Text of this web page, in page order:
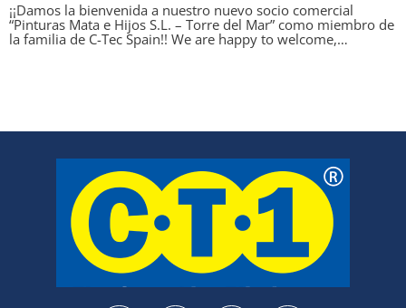
¡¡Damos la bienvenida a nuestro nuevo socio comercial
“Pinturas Mata e Hijos S.L. – Torre del Mar” como miembro de
la familia de C-Tec Spain!! We are happy to welcome,…